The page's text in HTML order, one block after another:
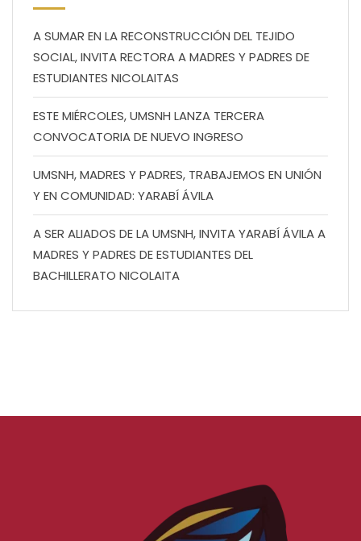
A SUMAR EN LA RECONSTRUCCIÓN DEL TEJIDO
SOCIAL, INVITA RECTORA A MADRES Y PADRES DE
ESTUDIANTES NICOLAITAS
ESTE MIÉRCOLES, UMSNH LANZA TERCERA
CONVOCATORIA DE NUEVO INGRESO
UMSNH, MADRES Y PADRES, TRABAJEMOS EN UNIÓN
Y EN COMUNIDAD: YARABÍ ÁVILA
A SER ALIADOS DE LA UMSNH, INVITA YARABÍ ÁVILA A
MADRES Y PADRES DE ESTUDIANTES DEL
BACHILLERATO NICOLAITA